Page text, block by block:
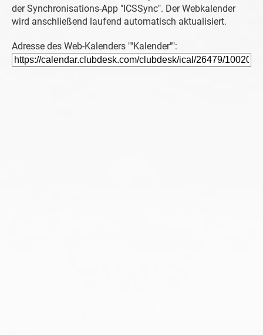
der Synchronisations-App "ICSSync". Der Webkalender
wird anschließend laufend automatisch aktualisiert.
Adresse des Web-Kalenders ""Kalender"":